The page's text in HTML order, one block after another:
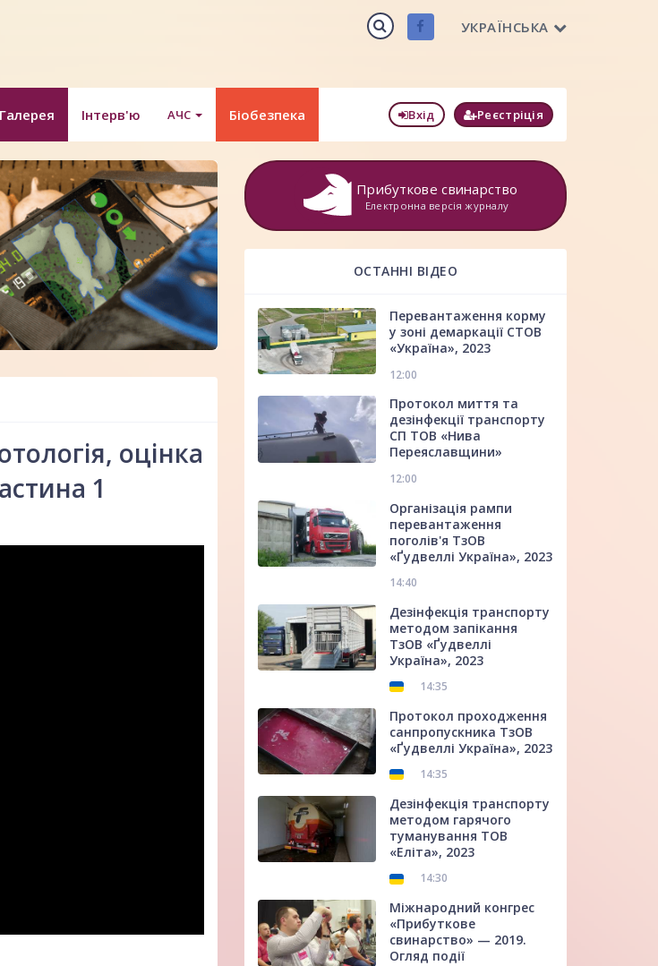
УКРАЇНСЬКА
Галерея Інтерв'ю АЧС Біобезпека Вхід Реєстріція
оцінка
1
Прибуткове свинарство
Електронна версія журналу
ОСТАННІ ВІДЕО
Перевантаження корму
у зоні демаркації СТОВ
«Україна», 2023
12:00
Протокол миття та
дезінфекції транспорту
СП ТОВ «Нива
Переяславщини»
12:00
Організація рампи
перевантаження
поголів'я ТзОВ
«Ґудвеллі Україна», 2023
14:40
Дезінфекція транспорту
методом запікання
ТзОВ «Ґудвеллі
Україна», 2023
14:35
Протокол проходження
санпропускника ТзОВ
«Ґудвеллі Україна», 2023
14:35
Дезінфекція транспорту
методом гарячого
туманування ТОВ
«Еліта», 2023
14:30
Міжнародний конгрес
«Прибуткове
свинарство» — 2019.
Огляд події